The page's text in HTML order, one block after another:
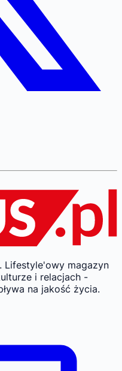
Lifestyle'owy magazyn
i relacjach -
na jakość życia.